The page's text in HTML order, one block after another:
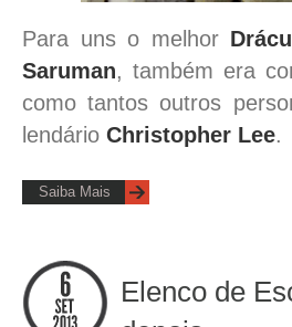
Para uns o melhor
Saruman, também era
como tantos outros
lendário Christopher Lee.
Saiba Mais
Elenco de